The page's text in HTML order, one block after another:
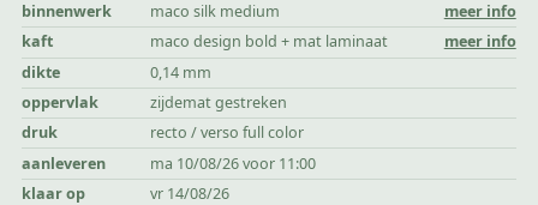
binnenwerk maco silk medium
meer info
kaft
maco design bold + mat laminaat
meer info
dikte
0,14 mm
oppervlak
zijdemat gestreken
druk
recto / verso full color
aanleveren
ma 10/08/26 voor 11:00
klaar op
vr 14/08/26